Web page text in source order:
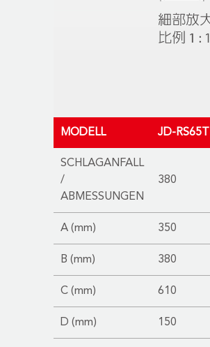
MODELL JD-RS65T
SCHLAGANFALL
/
ABMESSUNGEN
380
A (mm) 350
B (mm) 380
C (mm) 610
D (mm) 150